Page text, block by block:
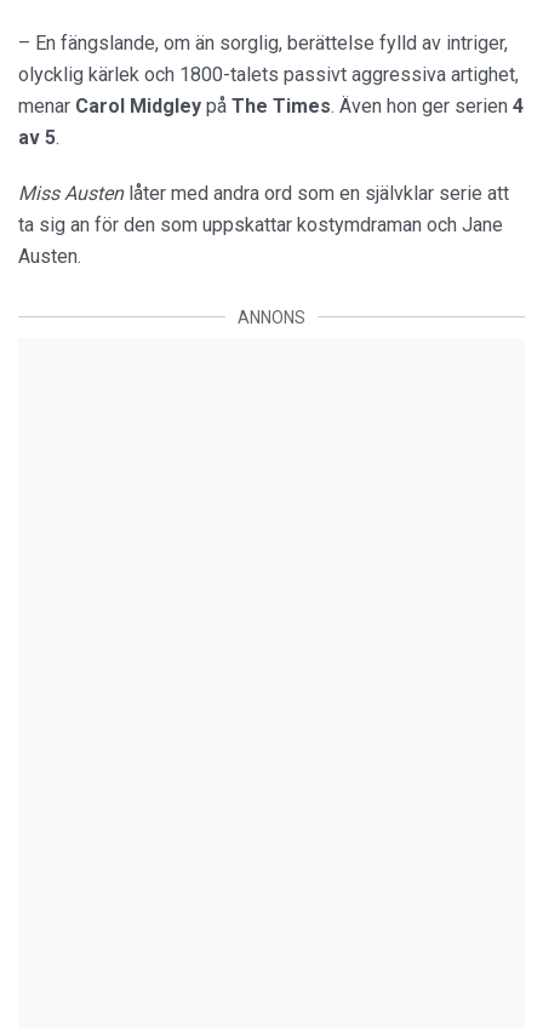
– En fängslande, om än sorglig, berättelse fylld av intriger,
olycklig kärlek och 1800-talets passivt aggressiva artighet,
menar Carol Midgley på The Times. Även hon ger serien 4
av 5.
Miss Austenlåter med andra ord som en självklar serie att
ta sig an för den som uppskattar kostymdraman och Jane
Austen.
ANNONS